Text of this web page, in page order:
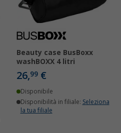
Beauty case BusBoxx
washBOXX 4 litri
26,99 €
Disponibile
Disponibilità in filiale: Seleziona
la tua filiale